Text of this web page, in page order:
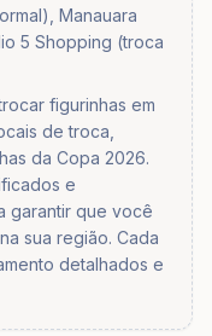
Manauara
5 Shopping (troca
figurinhas em
de troca,
da Copa 2026.
e
garantir que você
sua região. Cada
detalhados e